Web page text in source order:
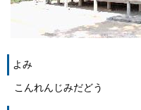
よみ
こんれんじみだどう